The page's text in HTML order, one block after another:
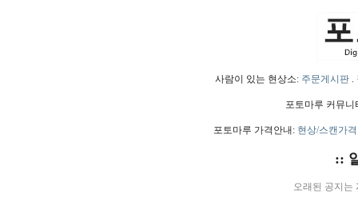
사람이 있는 현상소: 주문게시판.
포토마루 커뮤
포토마루 가격안내: 현상/스캔가격
::
오래된 공지는